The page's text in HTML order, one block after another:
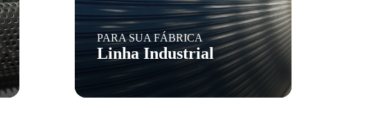
PARA SUA FÁBRICA
Linha Industrial